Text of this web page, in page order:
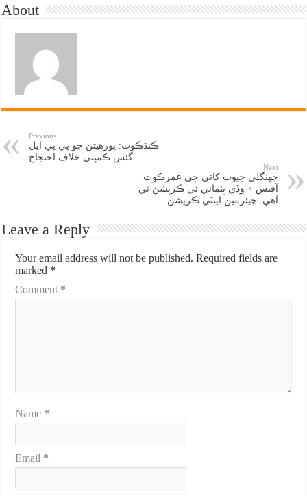
About
Previous
ڪنڌڪوٽ: پورهيتن جو پي پي ايل
گئس ڪمپني خلاف احتجاج
Next
جهنگلي جيوت کاتي جي عمرڪوٽ
آفيس ۾ وڏي پئماني تي ڪرپشن ٿي
آهي: چيئرمين اينٽي ڪرپشن
Leave a Reply
Your email address will not be published. Required fields are
marked *
Comment *
Name *
Email *